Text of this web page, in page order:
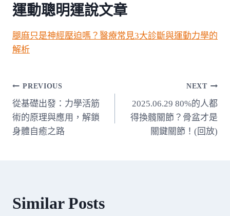
運動聰明運說文章
腿麻只是神經壓迫嗎？醫療常見3大診斷與運動力學的
解析
文
章
導
PREVIOUS
從基礎出發：力學活筋
術的原理與應用，解鎖
身體自癒之路
NEXT
2025.06.29 80%的人都
得換髖關節？骨盆才是
關鍵關節！(回放)
Similar Posts